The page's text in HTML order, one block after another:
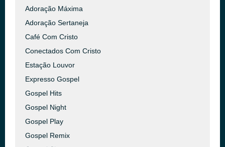
Adoração Máxima
Adoração Sertaneja
Café Com Cristo
Conectados Com Cristo
Estação Louvor
Expresso Gospel
Gospel Hits
Gospel Night
Gospel Play
Gospel Remix